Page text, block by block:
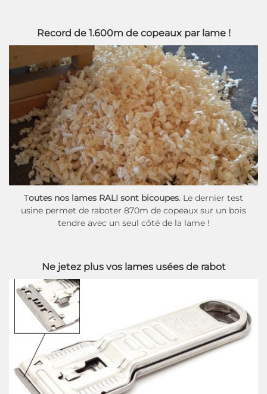
Record de 1.600m de copeaux par lame !
Toutes nos lames RALI sont bicoupes. Le dernier test
usine permet de raboter 870m de copeaux sur un bois
tendre avec un seul côté de la lame !
Ne jetez plus vos lames usées de rabot